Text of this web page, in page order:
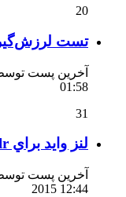
20
تست
آخرین پست
01:58
31
لنز وايد براي Dslrها
آخرین پست
2015 12:44